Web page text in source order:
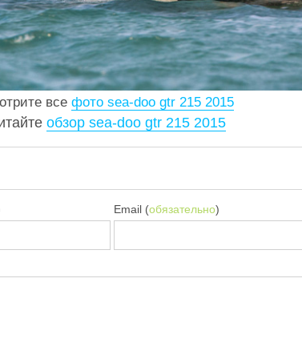
все фото sea-doo gtr 215 2015
обзор sea-doo gtr 215 2015
Email (обязательно)